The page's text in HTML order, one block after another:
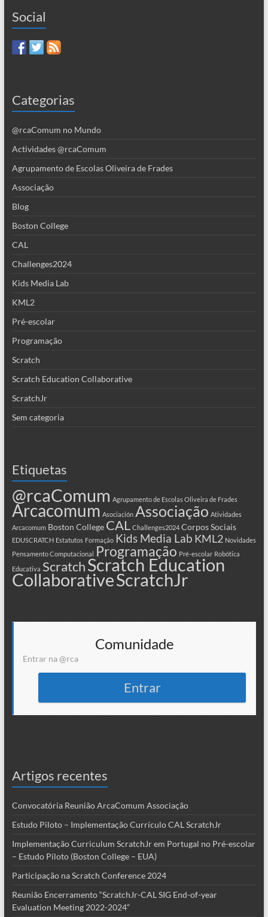
Social
Categorias
@rcaComum no Mundo
Actividades @rcaComum
Agrupamento de Escolas Oliveira de Frades
Associação
Blog
Boston College
CAL
Challenges2024
Kids Media Lab
KML2
Pré-escolar
Programação
Scratch
Scratch Education Collaborative
ScratchJr
Sem categoria
Etiquetas
@rcaComum Agrupamento de Escolas Oliveira de Frades
Arcacomum Asociación Associação Atividades
Arcacomum Boston College CAL Challenges2024 Corpos Sociais
EDUSCRATCH Estatutos Formação Kids Media Lab KML2 Novidades
Pensamento Computacional Programação Pré-escolar Robótica
Educativa ScratchScratch Education
CollaborativeScratchJr
Comunidade
Entrar na @rca
Entrar
Artigos recentes
Convocatória Reunião ArcaComum Associação
Estudo Piloto – Implementação Currículo CAL ScratchJr
Implementação Curriculum ScratchJr em Portugal no Pré-escolar
– Estudo Piloto (Boston College – EUA)
Participação na Scratch Conference 2024
Reunião Encerramento “ScratchJr-CAL SIG End-of-year
Evaluation Meeting 2022-2024”